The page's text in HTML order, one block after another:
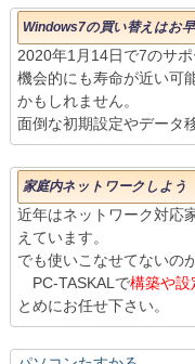
Windows7の買い替えはお
2020年1月14日で7のサポ
機会的にも寿命が近い可
かもしれません。
面倒な初期設定やデータ
家庭内ネットワークしよう
近年はネットワーク対応
えています。
でも使いこなせてないの
PC-TASKALで構築や設
とめにお任せ下さい。